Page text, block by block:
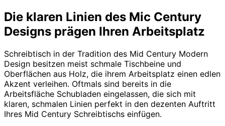
Die klaren Linien des Mic Century
Designs prägen Ihren Arbeitsplatz
Schreibtisch in der Tradition des Mid Century Modern
Design besitzen meist schmale Tischbeine und
Oberflächen aus Holz, die ihrem Arbeitsplatz einen edlen
Akzent verleihen. Oftmals sind bereits in die
Arbeitsfläche Schubladen eingelassen, die sich mit
klaren, schmalen Linien perfekt in den dezenten Auftritt
Ihres Mid Century Schreibtischs einfügen.